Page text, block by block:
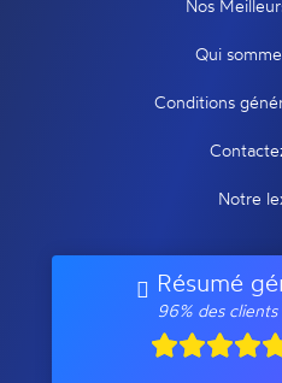
Nos
Qui
Conditions
Notre
Résumé
96% des